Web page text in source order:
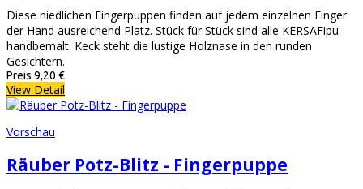
Diese niedlichen Fingerpuppen finden auf jedem einzelnen Finger
der Hand ausreichend Platz. Stück für Stück sind alle KERSAFipu
handbemalt. Keck steht die lustige Holznase in den runden
Gesichtern.
Preis 9,20 €
View Detail
Vorschau
Räuber Potz-Blitz - Fingerpuppe